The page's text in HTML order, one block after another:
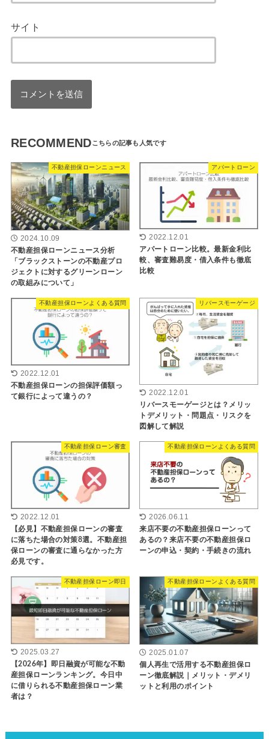
サイト
RECOMMEND
不動産担保ローンニュース
2024.10.09
不動産担保ローンニュース分析
「ブラックストーンの不動産プロ
ジェクトに対するグリーンローン
の取組みについて」
アパートローン
2022.12.01
アパートローン比較。最新金利比
較、審査難易度・借入条件も徹底
比較
不動産担保ローンよくある質問
2022.12.01
不動産担保ローンの担保評価額っ
て銀行によって違うの？
リバースモーゲージ
2022.12.01
リバースモーゲージとは？メリッ
トデメリット・問題点・リスクを
図解して解説
不動産担保ローン審査
2022.12.01
【必見】不動産担保ローンの審査
に落ちた場合の対策8選。不動産担
保ローンの審査に通らなかった方
必見です。
不動産担保ローンよくある質問
2026.06.11
来店不要の不動産担保ローンって
あるの？来店不要の不動産担保ロ
ーンの申込・契約・手続きの流れ
不動産担保ローン即日
2025.03.27
【2026年】即日融資が可能な不動
産担保ローンランキング。今日中
に借りられる不動産担保ローン業
者は？
不動産担保ローンよくある質問
2025.01.07
個人再生で活用する不動産担保ロ
ーン徹底解説｜メリット・デメリ
ットと利用のポイント